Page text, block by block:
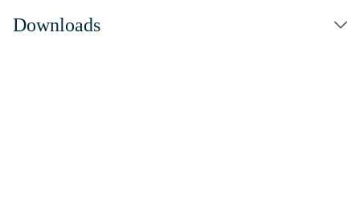
Downloads